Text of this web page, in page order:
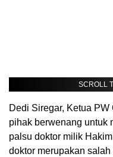
SCROLL
Dedi Siregar, Ketua
pihak berwenang untuk
palsu doktor milik
doktor merupakan